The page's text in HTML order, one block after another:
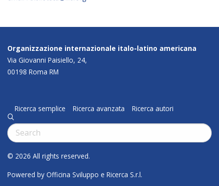
Organizzazione internazionale italo-latino americana
Via Giovanni Paisiello, 24,
00198 Roma RM
Ricerca semplice Ricerca avanzata Ricerca autori
q
Cerca:
© 2026 All rights reserved.
Powered by Officina Sviluppo e Ricerca S.r.l.